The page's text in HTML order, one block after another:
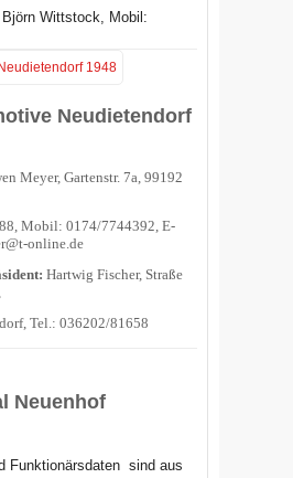
Björn Wittstock, Mobil :
Neudietendorf
Meyer, Gartenstr. 7a, 99192
Mobil: 0174/7744392, E-
online.de
Hartwig Fischer, Straße
Tel.: 036202/81658
Neuenhof
Funktionärsdaten sind aus